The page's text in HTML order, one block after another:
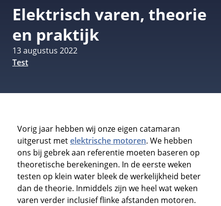
Elektrisch varen, theorie
en praktijk
13 augustus 2022
Test
Vorig jaar hebben wij onze eigen catamaran
uitgerust metelektrische motoren. We hebben
ons bij gebrek aan referentie moeten baseren op
theoretische berekeningen. In de eerste weken
testen op klein water bleek de werkelijkheid beter
dan de theorie. Inmiddels zijn we heel wat weken
varen verder inclusief flinke afstanden motoren.